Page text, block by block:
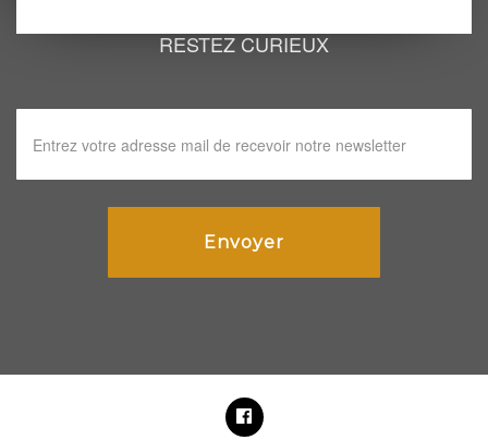
RESTEZ CURIEUX